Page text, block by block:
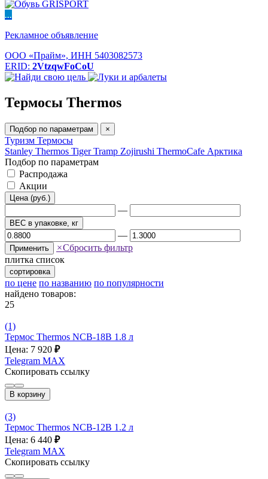
...
Рекламное объявление
ООО «Прайм», ИНН 5403082573
ERID: 2VtzqwFoCoU
Термосы Thermos
Подбор по параметрам ×
Туризм Термосы
Stanley Thermos TigerTramp Zojirushi ThermoCafe Арктика
Подбор по параметрам
Распродажа
Акции
Цена (руб.)
—
ВЕС в упаковке, кг
—
Применить ×Сбросить фильтр
плитка список
сортировка
по цене по названию по популярности
найдено товаров:
25
(1)
Термос Thermos NCB-18B 1.8 л
Цена: 7 920 ₽
Telegram MAX
Скопировать ссылку
В корзину
(3)
Термос Thermos NCB-12B 1.2 л
Цена: 6 440 ₽
Telegram MAX
Скопировать ссылку